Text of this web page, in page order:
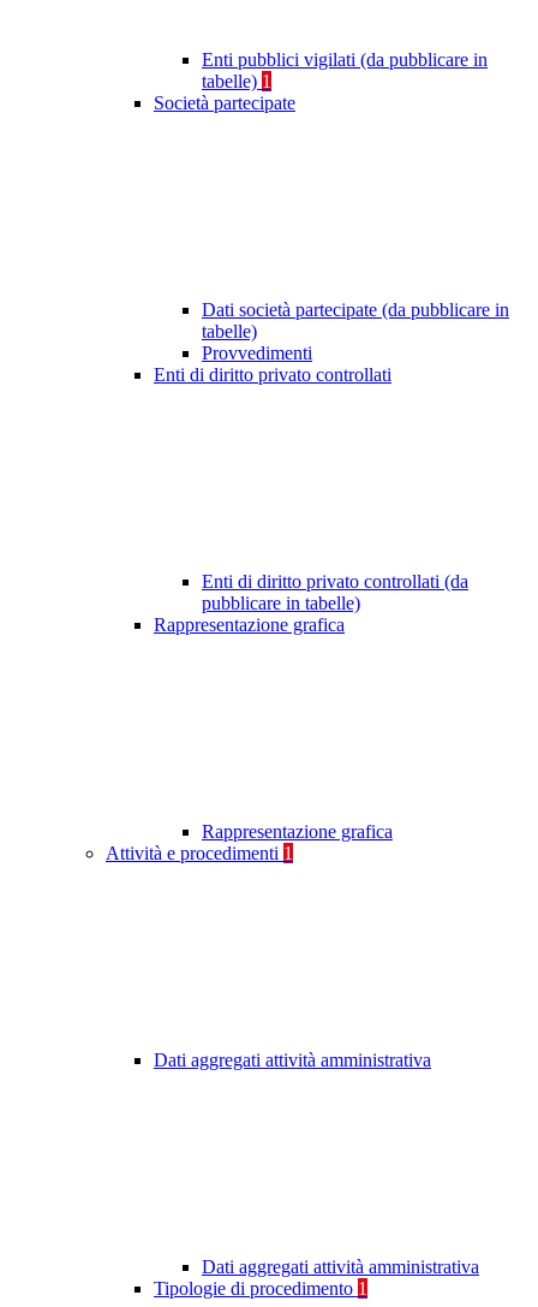
Enti pubblici vigilati (da pubblicare in
tabelle) 1
Società partecipate
Dati società partecipate (da pubblicare in
tabelle)
Provvedimenti
Enti di diritto privato controllati
Enti di diritto privato controllati (da
pubblicare in tabelle)
Rappresentazione grafica
Rappresentazione grafica
Attività e procedimenti 1
Dati aggregati attività amministrativa
Dati aggregati attività amministrativa
Tipologie di procedimento 1